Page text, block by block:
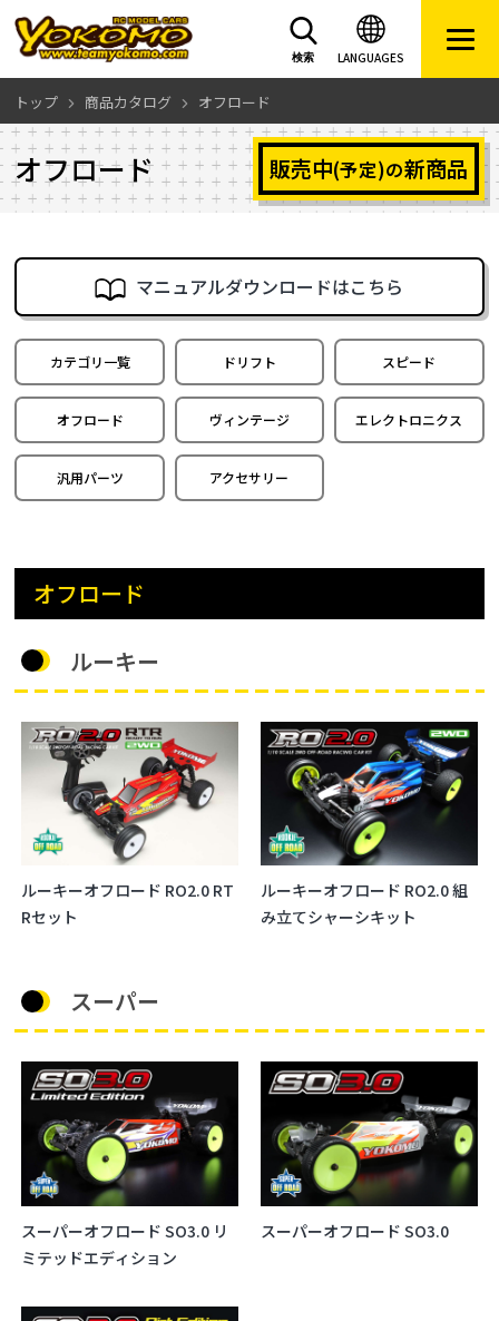
LANGUAGES
検索
トップ 商品カタログ オフロード
オフロード 販売中(予定)の新商品
マニュアルダウンロードはこちら
カテゴリ一覧 ドリフト スピード
オフロード ヴィンテージ エレクトロニクス
汎用パーツ アクセサリー
オフロード
ルーキー
ルーキーオフロード RO2.0 RT
Rセット
ルーキーオフロード RO2.0 組
み立てシャーシキット
スーパー
スーパーオフロード SO3.0 リ
ミテッドエディション
スーパーオフロード SO3.0